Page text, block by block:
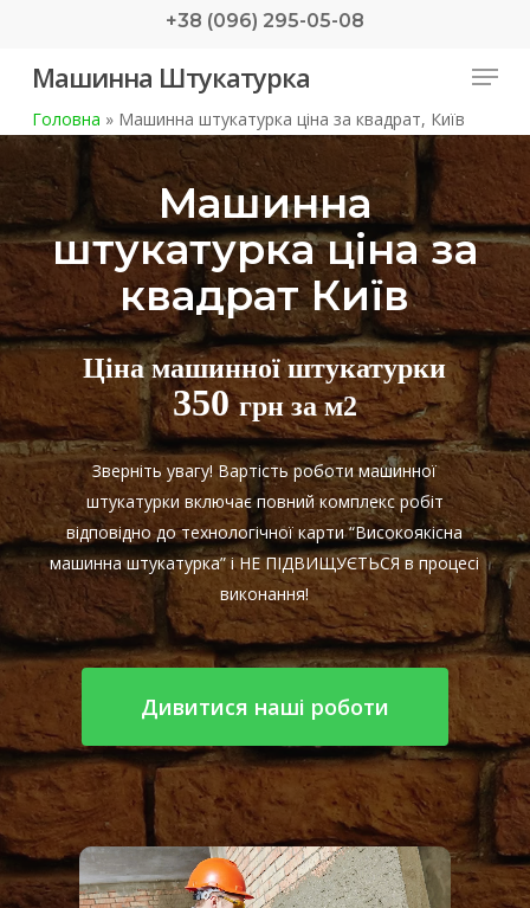
main
+38 (096) 295-05-08
Машинна Штукатурка Menu
Головна »Машинна штукатурка ціна за квадрат, Київ
Машинна
штукатурка ціна за
квадрат Київ
Ціна машинної штукатурки
350грн за м2
Зверніть увагу! Вартість роботи машинної
штукатурки включає повний комплекс робіт
відповідно до технологічної карти “Високоякісна
машинна штукатурка” і НЕ ПІДВИЩУЄТЬСЯ в процесі
виконання!
Дивитися наші роботи
Play Video